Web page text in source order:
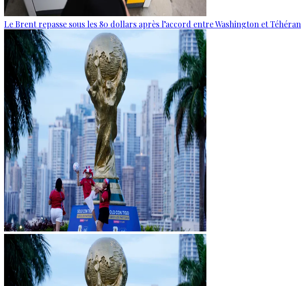
Le Brent repasse sous les 80 dollars après l’accord entre Washington et Téhéran